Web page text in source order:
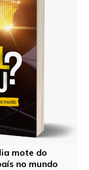
mote do
no mundo